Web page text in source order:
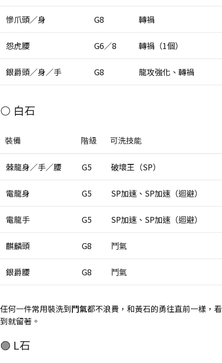
慘爪頭／身 G8 轉禍
怨虎腰 G6／8 轉禍（1個）
銀爵頭／身／手 G8 龍攻強化、轉禍
⚪ 白石
裝備 階級 可洗技能
棘龍身／手／腰 G5 破壞王（SP）
電龍身 G5 SP加速、SP加速（迴避）
電龍手 G5 SP加速、SP加速（迴避）
麒麟頭 G8 鬥氣
銀爵腰 G8 鬥氣
任何一件常用裝洗到鬥氣都不浪費，和黃石的勇往直前一樣，看
到就留著。
🟣 L石